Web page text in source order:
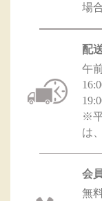
場
配
午
※
は
会
無